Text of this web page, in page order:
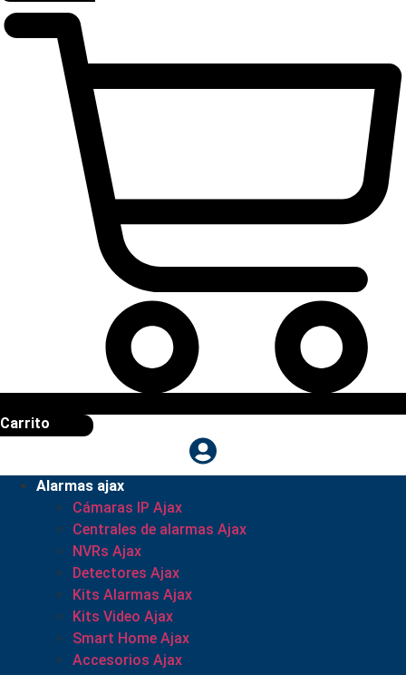
Carrito
Alarmas ajax
Cámaras IP Ajax
Centrales de alarmas Ajax
NVRs Ajax
Detectores Ajax
Kits Alarmas Ajax
Kits Video Ajax
Smart Home Ajax
Accesorios Ajax